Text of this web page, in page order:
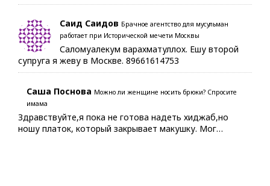
Саид Саидов Брачное агентство для мусульман
работает при Исторической мечети Москвы
Саломуалекум варахматуллох. Ешу второй
супруга я жеву в Москве. 89661614753
Саша Поснова Можно ли женщине носить брюки? Спросите
имама
Здравствуйте,я пока не готова надеть хиджаб,но
ношу платок, который закрывает макушку. Мог…